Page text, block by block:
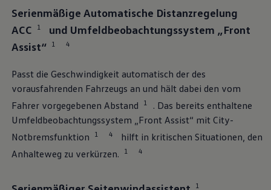
Bulli Magazin
Fahrzeugabholung ab Werk
Serienmäßige Automatische Distanzregelung
ACC
1
und Umfeldbeobachtungssystem „Front
Assist“
1 4
Passt die Geschwindigkeit automatisch der des
vorausfahrenden Fahrzeugs an und hält dabei den vom
Fahrer vorgegebenen Abstand
1
. Das bereits enthaltene
Umfeldbeobachtungssystem „Front Assist“ mit City-
Notbremsfunktion
1 4
hilft in kritischen Situationen, den
Anhalteweg zu verkürzen.
1 4
1